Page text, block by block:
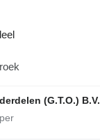
(G.T.O.) B.V.